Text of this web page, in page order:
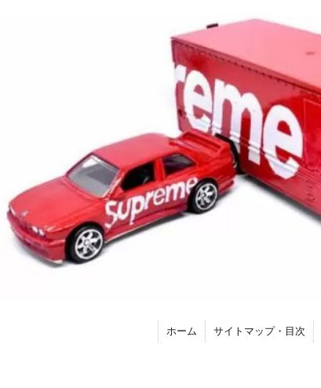
ホーム サイトマップ・目次